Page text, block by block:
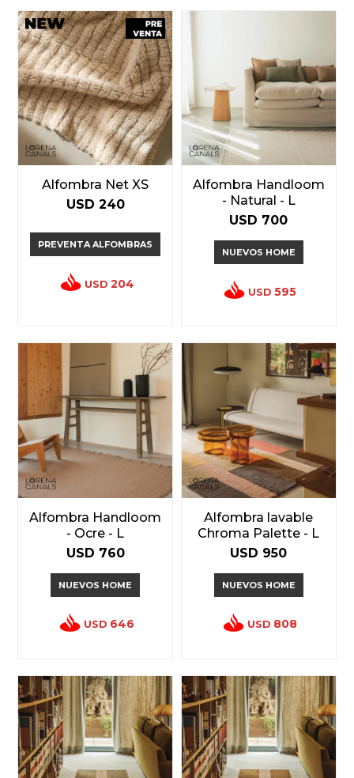
Alfombra Net XS
USD 240
PREVENTA ALFOMBRAS
USD 204
Alfombra Handloom
- Natural - L
USD 700
NUEVOS HOME
USD 595
Alfombra Handloom
- Ocre - L
USD 760
NUEVOS HOME
USD 646
Alfombra lavable
Chroma Palette - L
USD 950
NUEVOS HOME
USD 808